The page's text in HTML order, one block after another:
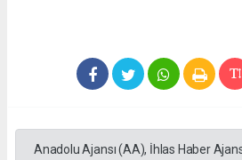
Anadolu Ajansı (AA), İhlas Haber